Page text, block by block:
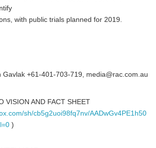
with public trials planned for 2019.
Gavlak +61-401-703-719, media@rac.com.au
VISION AND FACT SHEET
sh/cb5g2uoi98fq7nv/AADwGv4PE1h50
)